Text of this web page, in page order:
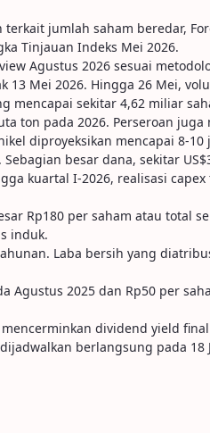
jumlah saham beredar,
Tinjauan Indeks Mei 2026.
Agustus 2026 sesuai
Mei 2026. Hingga 26 Mei,
sekitar 4,62 miliar
ton pada 2026. Perseroan
diproyeksikan mencapai 8-
besar dana, sekitar
kuartal I-2026, realisasi
Rp180 per saham atau total
induk.
Laba bersih yang
2025 dan Rp50 per
dividend yield
berlangsung pada 18